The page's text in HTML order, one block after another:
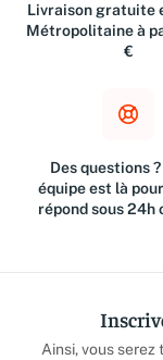
Livraison gratuite
Métropolitaine à
€
Des questions
équipe est là
répond sous 24h
Ainsi, vous serez